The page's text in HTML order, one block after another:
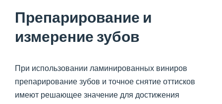
Препарирование и
измерение зубов
При использовании ламинированных виниров
препарирование зубов и точное снятие оттисков
имеют решающее значение для достижения